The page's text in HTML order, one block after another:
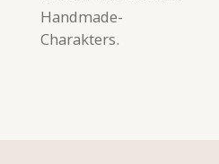
Handmade-
Charakters.